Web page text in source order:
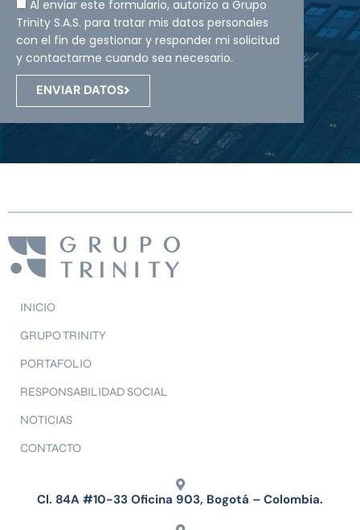
Al enviar este formulario, autorizo a Grupo
Trinity S.A.S. para tratar mis datos personales
con el fin de gestionar y responder mi solicitud
y contactarme cuando sea necesario.
ENVIAR DATOS
INICIO
GRUPO TRINITY
PORTAFOLIO
RESPONSABILIDAD SOCIAL
NOTICIAS
CONTACTO
Cl. 84A #10-33 Oficina 903, Bogotá – Colombia.